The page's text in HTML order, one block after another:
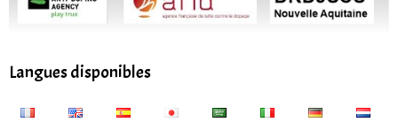
Langues disponibles